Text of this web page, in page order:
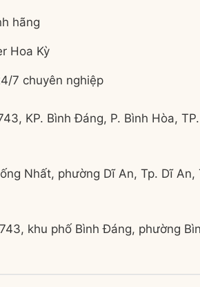
hãng
Hoa Kỳ
7 chuyên nghiệp
KP. Bình Đáng, P. Bình Hòa,
Nhất, phường Dĩ An, Tp. Dĩ An,
khu phố Bình Đáng, phường